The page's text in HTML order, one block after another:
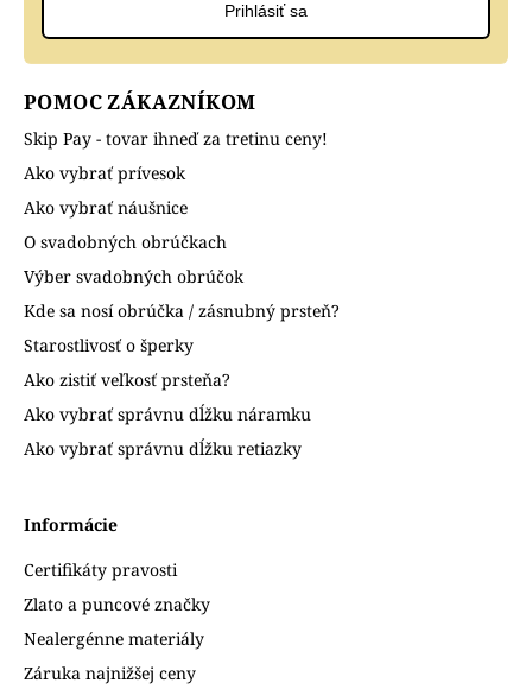
POMOC ZÁKAZNÍKOM
Skip Pay - tovar ihneď za tretinu ceny!
Ako vybrať prívesok
Ako vybrať náušnice
O svadobných obrúčkach
Výber svadobných obrúčok
Kde sa nosí obrúčka / zásnubný prsteň?
Starostlivosť o šperky
Ako zistiť veľkosť prsteňa?
Ako vybrať správnu dĺžku náramku
Ako vybrať správnu dĺžku retiazky
Informácie
Certifikáty pravosti
Zlato a puncové značky
Nealergénne materiály
Záruka najnižšej ceny
Prihlásiť sa